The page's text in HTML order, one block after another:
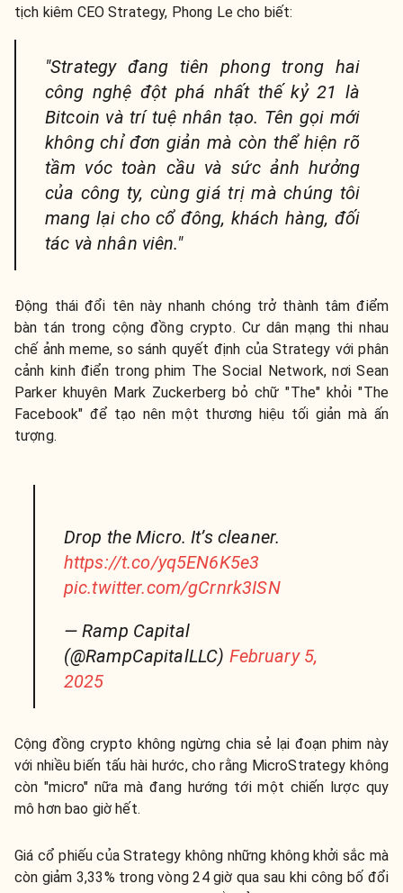
tịch kiêm CEO Strategy, Phong Le cho biết:
"Strategy đang tiên phong trong hai
công nghệ đột phá nhất thế kỷ 21 là
Bitcoin và trí tuệ nhân tạo. Tên gọi mới
không chỉ đơn giản mà còn thể hiện rõ
tầm vóc toàn cầu và sức ảnh hưởng
của công ty, cùng giá trị mà chúng tôi
mang lại cho cổ đông, khách hàng, đối
tác và nhân viên."
Động thái đổi tên này nhanh chóng trở thành tâm điểm
bàn tán trong cộng đồng crypto. Cư dân mạng thi nhau
chế ảnh meme, so sánh quyết định của Strategy với phân
cảnh kinh điển trong phim The Social Network, nơi Sean
Parker khuyên Mark Zuckerberg bỏ chữ "The" khỏi "The
Facebook" để tạo nên một thương hiệu tối giản mà ấn
tượng.
Drop the Micro. It’s cleaner.
https://t.co/yq5EN6K5e3
pic.twitter.com/gCrnrk3ISN
— Ramp Capital
(@RampCapitalLLC) February 5,
2025
Cộng đồng crypto không ngừng chia sẻ lại đoạn phim này
với nhiều biến tấu hài hước, cho rằng MicroStrategy không
còn "micro" nữa mà đang hướng tới một chiến lược quy
mô hơn bao giờ hết.
Giá cổ phiếu của Strategy không những không khởi sắc mà
còn giảm 3,33% trong vòng 24 giờ qua sau khi công bố đổi